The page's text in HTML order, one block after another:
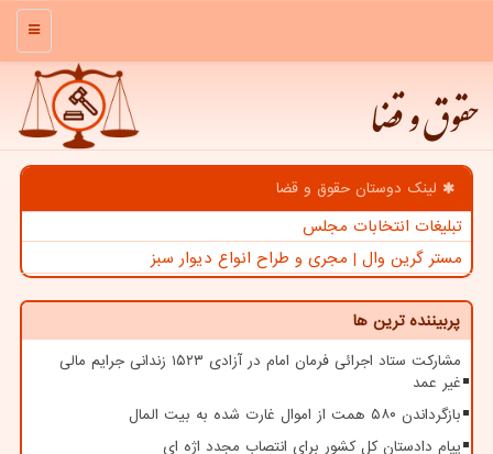
منو
حقوق و قضا
لینک دوستان حقوق و قضا
تبلیغات انتخابات مجلس
مستر گرین وال | مجری و طراح انواع دیوار سبز
پربیننده ترین ها
مشارکت ستاد اجرائی فرمان امام در آزادی ۱۵۲۳ زندانی جرایم مالی
غیر عمد
بازگرداندن ۵۸۰ همت از اموال غارت شده به بیت المال
پیام دادستان کل کشور برای انتصاب مجدد اژه ای